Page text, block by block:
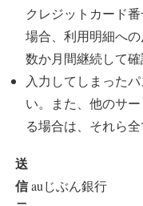
クレジットカード
場合、利用明細への
数か月間継続して
入力してしまった
い。また、他のサ
る場合は、それら
送
信auじぶん銀行